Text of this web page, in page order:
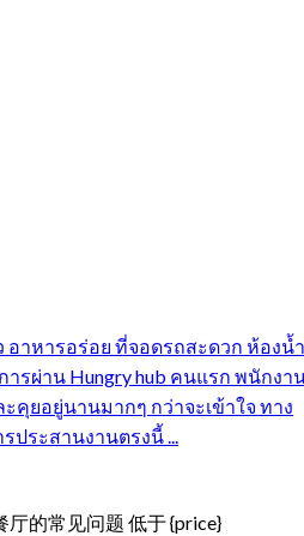
อาหารอร่อย ที่จอดรถสะดวก ห้องน้ำ
รผ่าน Hungry hub คนแรก พนักงา
ะคุยอยู่นานมากๆ กว่าจะเข้าใจ ทาง
ประสานงานตรงนี้ ...
厅的常见问题 低于 {price}